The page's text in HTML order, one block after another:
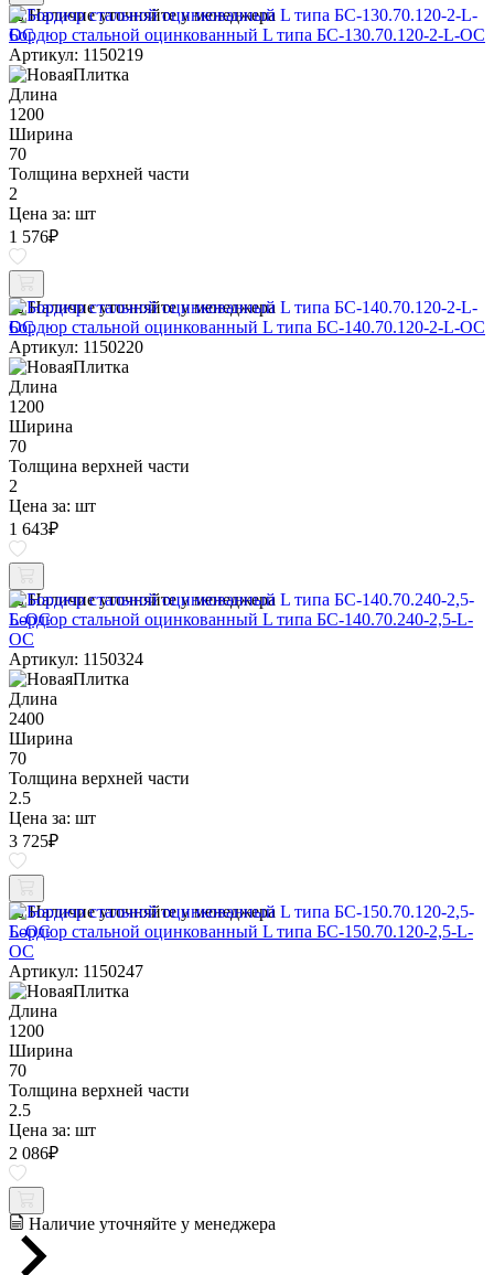
Наличие уточняйте у менеджера
Бордюр стальной оцинкованный L типа БС-130.70.120-2-L-ОС
Артикул: 1150219
Длина
1200
Ширина
70
Толщина верхней части
2
Цена за: шт
1 576₽
Наличие уточняйте у менеджера
Бордюр стальной оцинкованный L типа БС-140.70.120-2-L-ОС
Артикул: 1150220
Длина
1200
Ширина
70
Толщина верхней части
2
Цена за: шт
1 643₽
Наличие уточняйте у менеджера
Бордюр стальной оцинкованный L типа БС-140.70.240-2,5-L-
ОС
Артикул: 1150324
Длина
2400
Ширина
70
Толщина верхней части
2.5
Цена за: шт
3 725₽
Наличие уточняйте у менеджера
Бордюр стальной оцинкованный L типа БС-150.70.120-2,5-L-
ОС
Артикул: 1150247
Длина
1200
Ширина
70
Толщина верхней части
2.5
Цена за: шт
2 086₽
Наличие уточняйте у менеджера